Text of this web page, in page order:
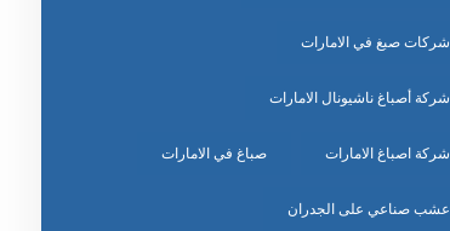
شركات صبغ في الامارات
شركة أصباغ ناشيونال الامارات
شركة اصباغ الامارات صباغ في الامارات
عشب صناعي على الجدران